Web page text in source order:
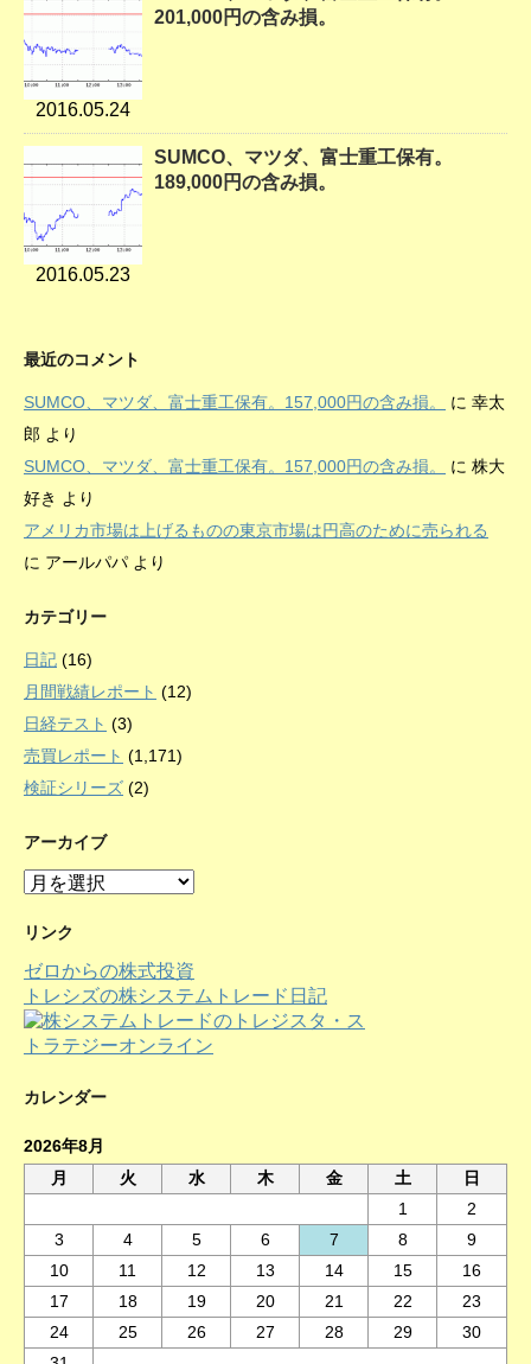
2016.05.24
201,000円の含み損。
2016.05.23
SUMCO、マツダ、富士重工保有。
189,000円の含み損。
最近のコメント
SUMCO、マツダ、富士重工保有。157,000円の含み損。 に 幸太
郎 より
SUMCO、マツダ、富士重工保有。157,000円の含み損。
に 株大
好き より
アメリカ市場は上げるものの東京市場は円高のために売られる
に アールパパ より
カテゴリー
日記 (16)
月間戦績レポート (12)
日経テスト (3)
売買レポート (1,171)
検証シリーズ (2)
アーカイブ
ア
カ
ブ
リンク
ゼロからの株式投資
トレシズの株システムトレード日記
カレンダー
2026年8月
月
火 水 木 金 土
日
1
2
3
4 5 6 7 8
9
10
11 12 13 14 15
16
17
18 19 20 21 22
23
24
25 26 27 28 29
30